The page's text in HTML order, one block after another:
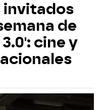
invitados
de
cine y